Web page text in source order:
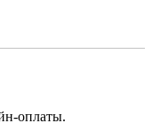
оплаты.